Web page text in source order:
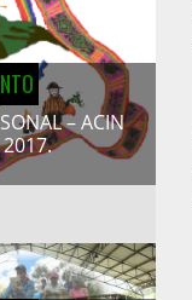
– ACIN
2017.